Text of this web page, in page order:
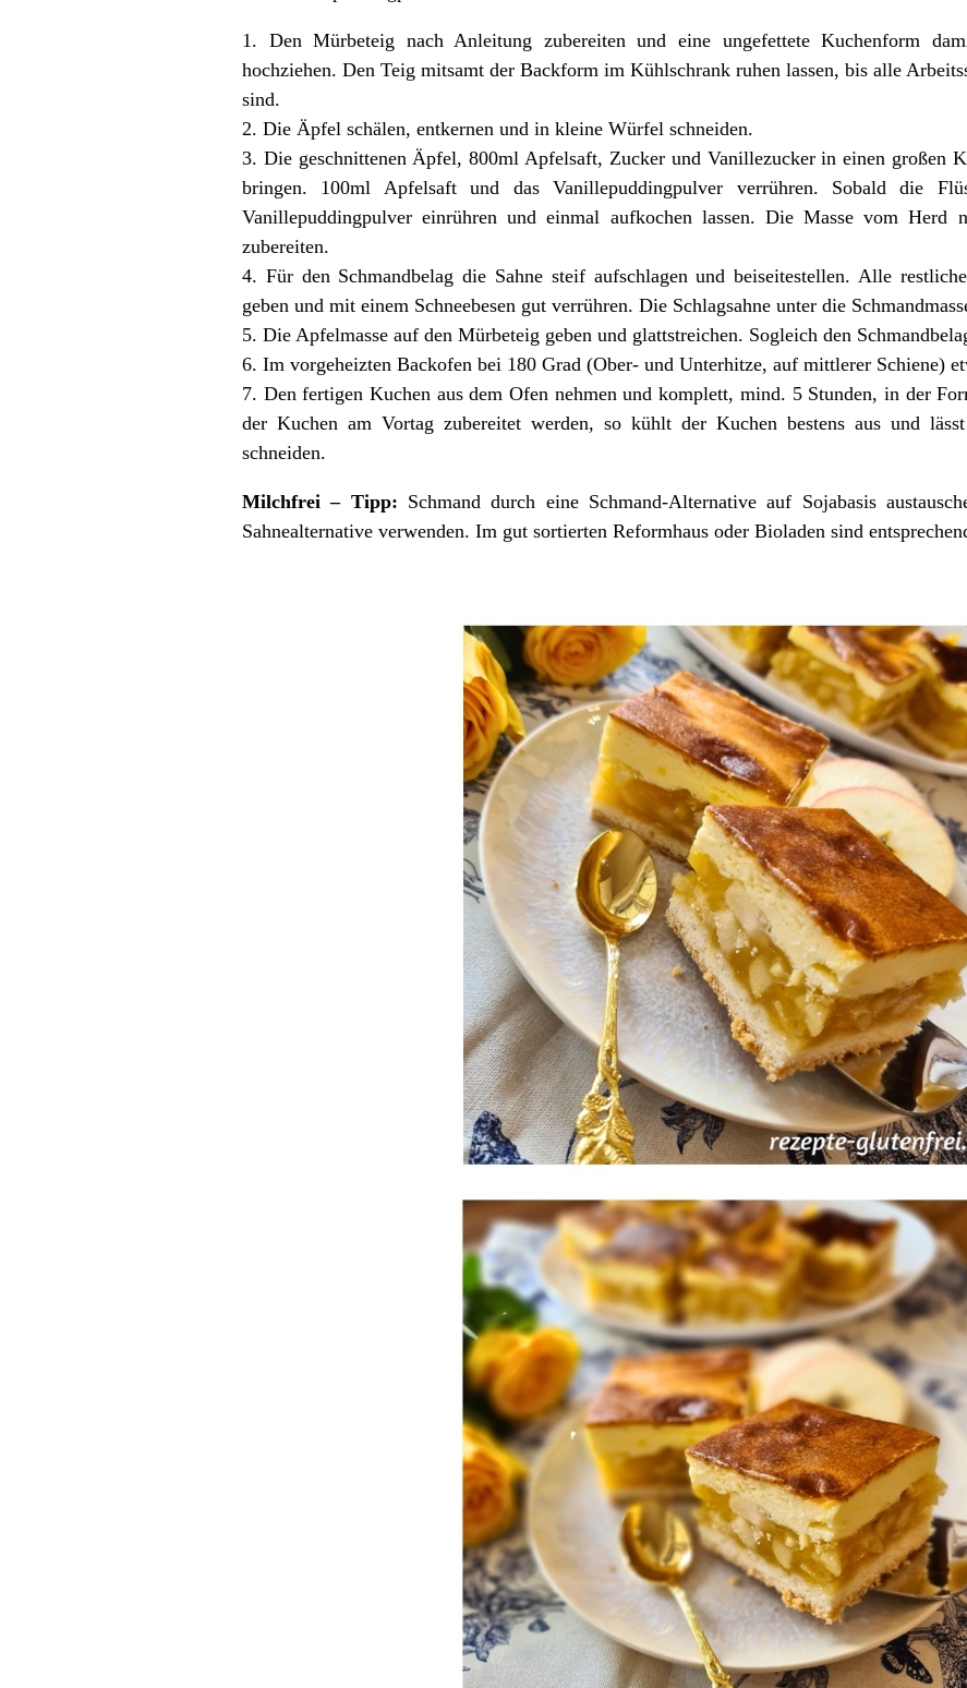
1. Den Mürbeteig nach Anleitung zubereiten und eine ungefettete Kuchenform
hochziehen. Den Teig mitsamt der Backform im Kühlschrank ruhen lassen, bis alle
sind.
2. Die Äpfel schälen, entkernen und in kleine Würfel schneiden.
3. Die geschnittenen Äpfel, 800ml Apfelsaft, Zucker und Vanillezucker in einen großen
bringen. 100ml Apfelsaft und das Vanillepuddingpulver verrühren. Sobald die
Vanillepuddingpulver einrühren und einmal aufkochen lassen. Die Masse vom Herd
zubereiten.
4. Für den Schmandbelag die Sahne steif aufschlagen und beiseitestellen. Alle
geben und mit einem Schneebesen gut verrühren. Die Schlagsahne unter die
5. Die Apfelmasse auf den Mürbeteig geben und glattstreichen. Sogleich den
6. Im vorgeheizten Backofen bei 180 Grad (Ober- und Unterhitze, auf mittlerer Schiene)
7. Den fertigen Kuchen aus dem Ofen nehmen und komplett, mind. 5 Stunden, in der
der Kuchen am Vortag zubereitet werden, so kühlt der Kuchen bestens aus und
schneiden.
Milchfrei – Tipp: Schmand durch eine Schmand-Alternative auf Sojabasis
Sahnealternative verwenden. Im gut sortierten Reformhaus oder Bioladen sind